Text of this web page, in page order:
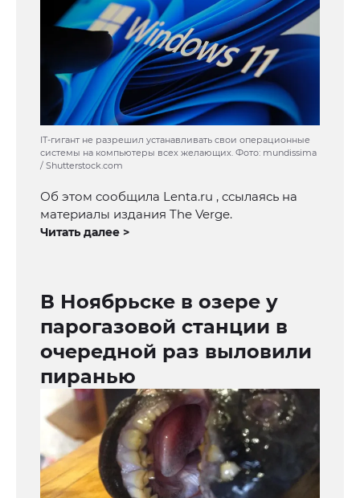
IT-гигант не разрешил устанавливать свои операционные
системы на компьютеры всех желающих. Фото: mundissima
/ Shutterstock.com
Об этом сообщила Lenta.ru , ссылаясь на
материалы издания The Verge.
Читать далее >
В Ноябрьске в озере у
парогазовой станции в
очередной раз выловили
пиранью